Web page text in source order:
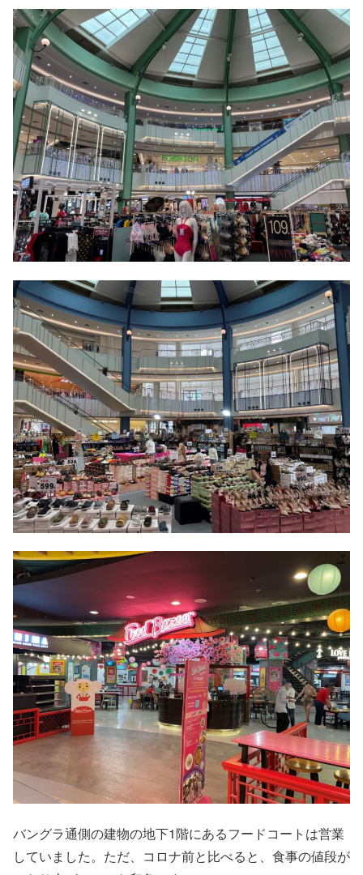
バングラ通側の建物の地下1階にあるフードコートは営業
していました。ただ、コロナ前と比べると、食事の値段が